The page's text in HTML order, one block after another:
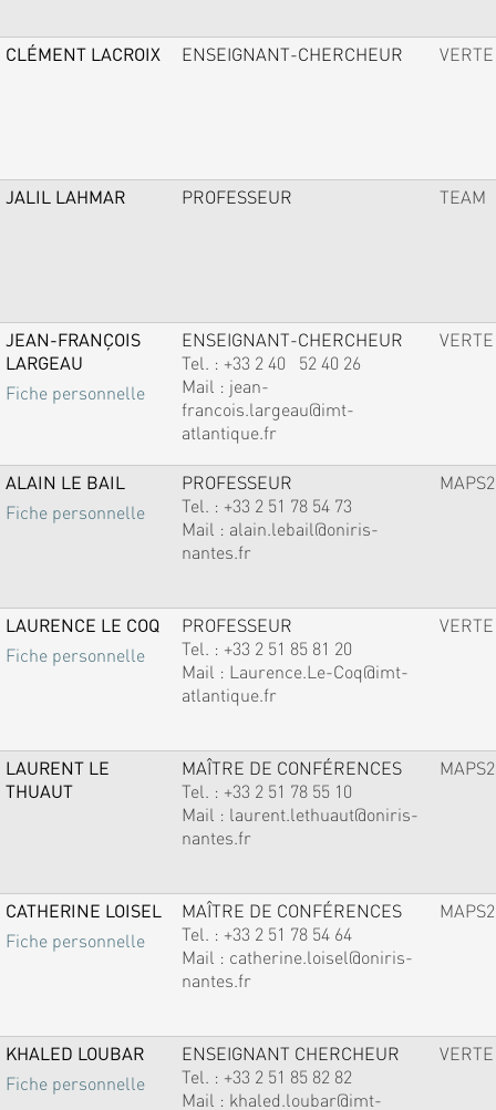
CLÉMENT LACROIX ENSEIGNANT-CHERCHEUR VERTE
JALIL LAHMAR PROFESSEUR TEAM
JEAN-FRANÇOIS
LARGEAU
Fiche personnelle
ENSEIGNANT-CHERCHEUR
Tel. : +33 2 40 52 40 26
Mail : jean-
francois.largeau@imt-
atlantique.fr
VERTE
ALAIN LE BAIL
Fiche personnelle
PROFESSEUR
Tel. : +33 2 51 78 54 73
Mail : alain.lebail@oniris-
nantes.fr
MAPS2
LAURENCE LE COQ
Fiche personnelle
PROFESSEUR
Tel. : +33 2 51 85 81 20
Mail : Laurence.Le-Coq@imt-
atlantique.fr
VERTE
LAURENT LE
THUAUT
MAÎTRE DE CONFÉRENCES
Tel. : +33 2 51 78 55 10
Mail : laurent.lethuaut@oniris-
nantes.fr
MAPS2
CATHERINE LOISEL
Fiche personnelle
MAÎTRE DE CONFÉRENCES
Tel. : +33 2 51 78 54 64
Mail : catherine.loisel@oniris-
nantes.fr
MAPS2
KHALED LOUBAR
Fiche personnelle
ENSEIGNANT CHERCHEUR
Tel. : +33 2 51 85 82 82
Mail : khaled.loubar@imt-
VERTE